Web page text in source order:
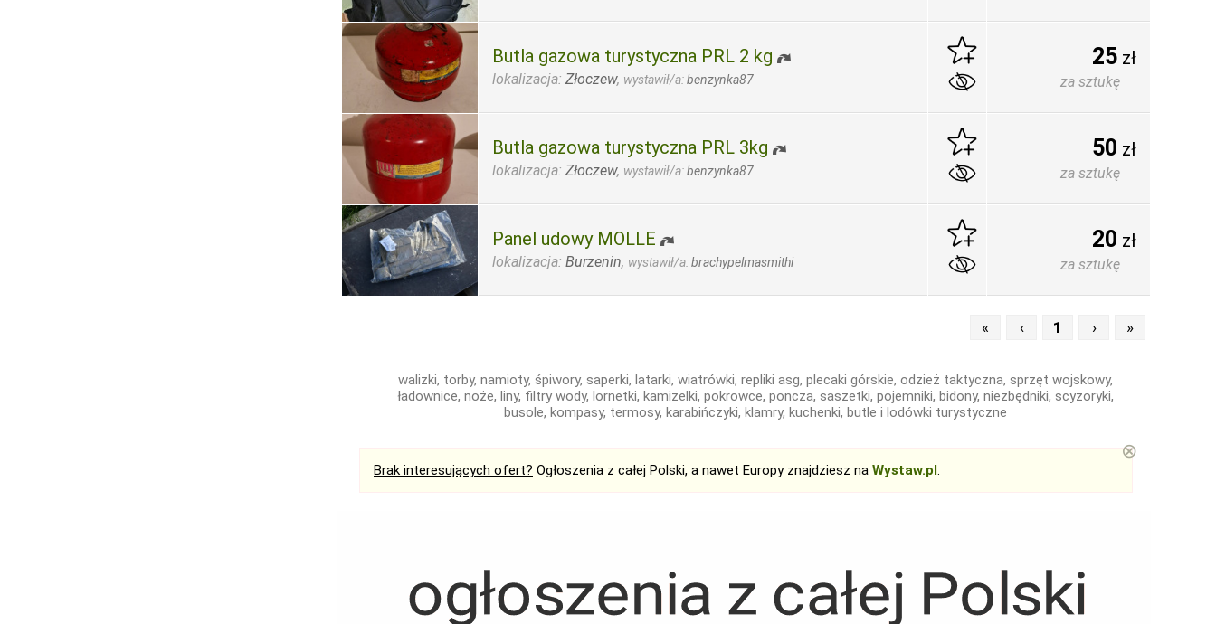
Butla gazowa turystyczna PRL 2 kg
lokalizacja: Złoczew, wystawił/a:benzynka87
25 zł
za sztukę
Butla gazowa turystyczna PRL 3kg
lokalizacja: Złoczew, wystawił/a:benzynka87
50 zł
za sztukę
Panel udowy MOLLE
lokalizacja: Burzenin, wystawił/a:brachypelmasmithi
20 zł
za sztukę
« ‹ 1 › »
walizki, torby, namioty, śpiwory, saperki, latarki, wiatrówki, repliki asg, plecaki górskie, odzież taktyczna, sprzęt wojskowy,
ładownice, noże, liny, filtry wody, lornetki, kamizelki, pokrowce, poncza, saszetki, pojemniki, bidony, niezbędniki, scyzoryki,
busole, kompasy, termosy, karabińczyki, klamry, kuchenki, butle i lodówki turystyczne
Brak interesujących ofert? Ogłoszenia z całej Polski, a nawet Europy znajdziesz na Wystaw.pl.
⊗